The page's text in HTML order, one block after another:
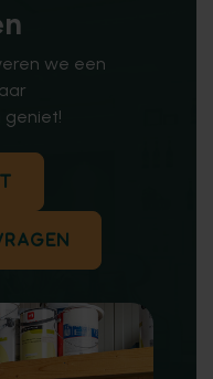
we een
geniet!